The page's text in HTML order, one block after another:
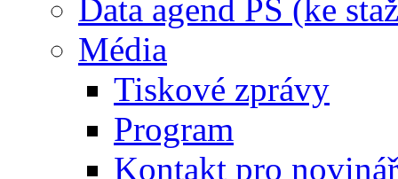
Data agend PS (ke
Média
Tiskové zprávy
Program
Kontakt pro